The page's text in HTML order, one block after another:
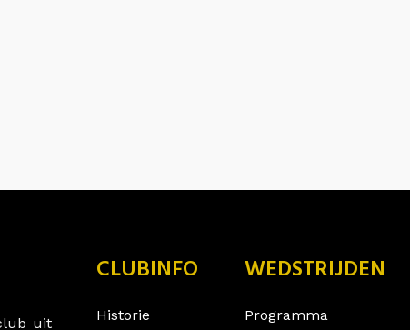
uit
CLUBINFO
Historie
WEDSTRIJDEN
Programma